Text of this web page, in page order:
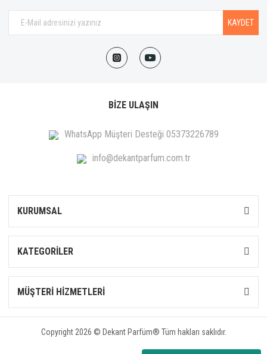
KAYDET
BİZE ULAŞIN
WhatsApp Müşteri Desteği 05373226789
info@dekantparfum.com.tr
KURUMSAL
KATEGORİLER
MÜŞTERİ HİZMETLERİ
Copyright 2026 © Dekant Parfüm® Tüm hakları saklıdır.